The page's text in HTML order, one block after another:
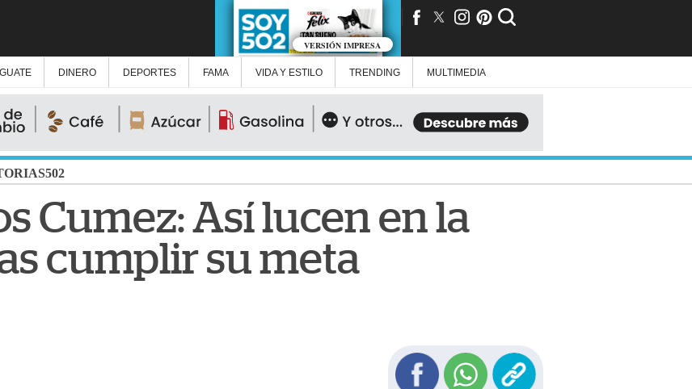
VERSIÓN IMPRESA
GUATE DINERO DEPORTES FAMA VIDA Y ESTILO TRENDING MULTIMEDIA
Cumez: Así lucen en la
cumplir su meta